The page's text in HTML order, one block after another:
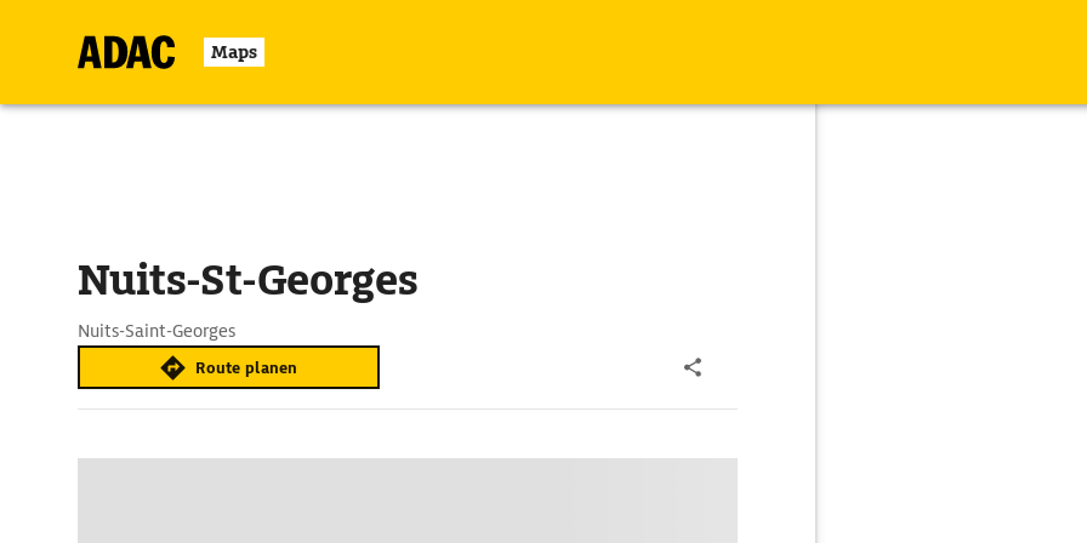
Maps
Nuits-St-Georges
Nuits-Saint-Georges
Route planen